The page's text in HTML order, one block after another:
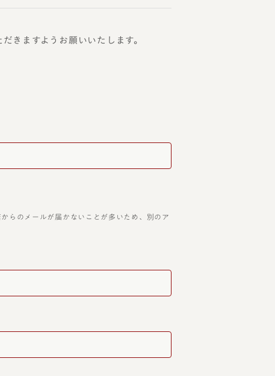
きますようお願いいたします。
らのメールが届かないことが多いため、別のア